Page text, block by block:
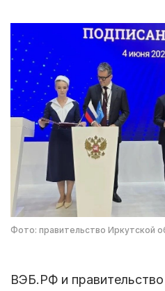
Фото: правительство Иркутской
ВЭБ.РФ и